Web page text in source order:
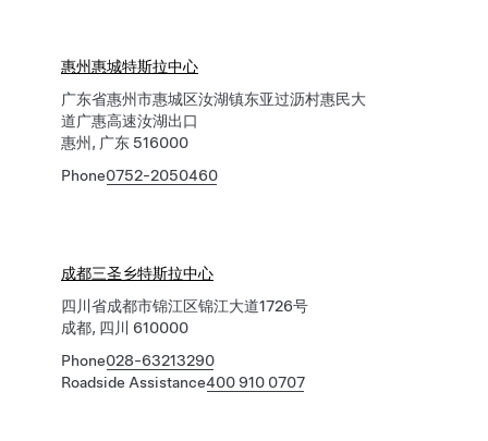
惠州惠城特斯拉中心
广东省惠州市惠城区汝湖镇东亚过沥村惠民大
道广惠高速汝湖出口
惠州, 广东 516000
Phone0752-2050460
成都三圣乡特斯拉中心
四川省成都市锦江区锦江大道1726号
成都, 四川 610000
Phone028-63213290
Roadside Assistance400 910 0707